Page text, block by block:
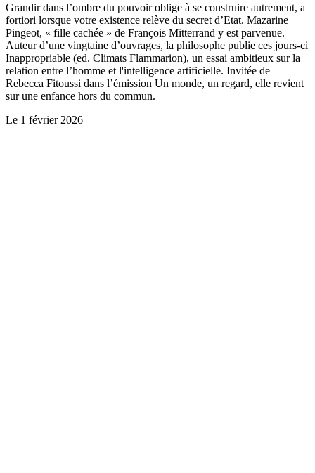
Grandir dans l’ombre du pouvoir oblige à se construire autrement, a
fortiori lorsque votre existence relève du secret d’Etat. Mazarine
Pingeot, « fille cachée » de François Mitterrand y est parvenue.
Auteur d’une vingtaine d’ouvrages, la philosophe publie ces jours-ci
Inappropriable (ed. Climats Flammarion), un essai ambitieux sur la
relation entre l’homme et l'intelligence artificielle. Invitée de
Rebecca Fitoussi dans l’émission Un monde, un regard, elle revient
sur une enfance hors du commun.
Le 1 février 2026